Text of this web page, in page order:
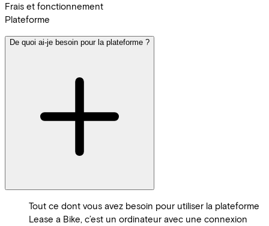
Frais et fonctionnement
Plateforme
De quoi ai-je besoin pour la plateforme ?
Tout ce dont vous avez besoin pour utiliser la plateforme
Lease a Bike, c’est un ordinateur avec une connexion